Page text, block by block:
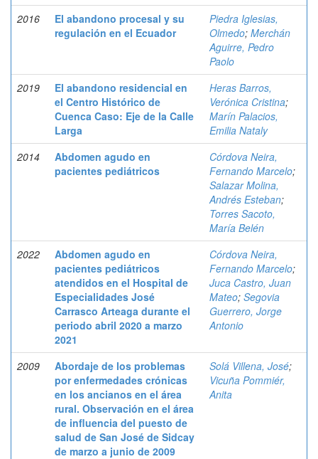
2016
El abandono procesal y su
regulación en el Ecuador
Piedra Iglesias,
Olmedo; Merchán
Aguirre, Pedro
Paolo
2019
El abandono residencial en
el Centro Histórico de
Cuenca Caso: Eje de la Calle
Larga
Heras Barros,
Verónica Cristina;
Marín Palacios,
Emilia Nataly
2014
Abdomen agudo en
pacientes pediátricos
Córdova Neira,
Fernando Marcelo;
Salazar Molina,
Andrés Esteban;
Torres Sacoto,
María Belén
2022
Abdomen agudo en
pacientes pediátricos
atendidos en el Hospital de
Especialidades José
Carrasco Arteaga durante el
periodo abril 2020 a marzo
2021
Córdova Neira,
Fernando Marcelo;
Juca Castro, Juan
Mateo; Segovia
Guerrero, Jorge
Antonio
2009
Abordaje de los problemas
por enfermedades crónicas
en los ancianos en el área
rural. Observación en el área
de influencia del puesto de
salud de San José de Sidcay
de marzo a junio de 2009
Solá Villena, José;
Vicuña Pommiér,
Anita